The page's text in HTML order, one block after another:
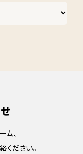
ム、
ださい。